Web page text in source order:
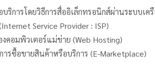
ริการโดยวิธีการสื่ออิเล็กทรอนิกส์ผ่านระบบเค
Service Provider : ISP)
คอมพิวเตอร์แม่ข่าย (Web Hosting)
ารซื้อขายสินค้าหรือบริการ (E-Marketplace)